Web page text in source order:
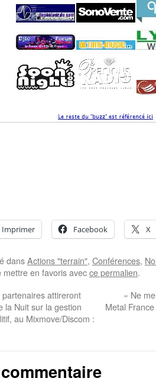
Imprimer Facebook X
dansActions "terrain", Conférences,
mettre en favoris avecce permalien.
attireront
la Nuit sur la gestion
au Mixmove/Discom :
« Ne
Metal